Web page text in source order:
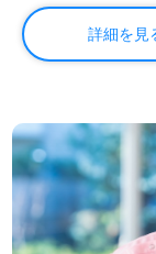
◎『職員様の専
ー、インカムの
代層の方が活躍
ワーク抜群の事
い！をサポー
望休の取りやす
ら仕事をしたい
きたい』『施設
詳細を見